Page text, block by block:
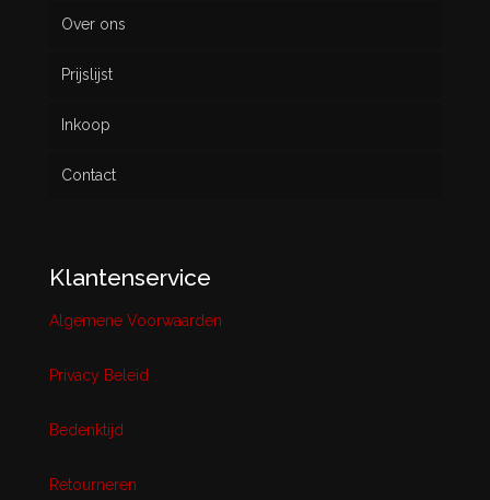
Over ons
Prijslijst
Inkoop
Contact
Klantenservice
Algemene Voorwaarden
Privacy Beleid
Bedenktijd
Retourneren